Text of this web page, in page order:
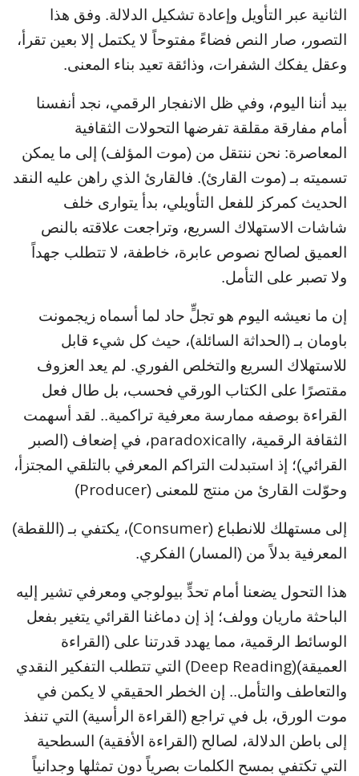
الثانية عبر التأويل وإعادة تشكيل الدلالة. وفق هذا
التصور، صار النص فضاءً مفتوحاً لا يكتمل إلا بعين تقرأ،
وعقل يفكك الشفرات، وذائقة تعيد بناء المعنى.
بيد أننا اليوم، وفي ظل الانفجار الرقمي، نجد أنفسنا
أمام مفارقة مقلقة تفرضها التحولات الثقافية
المعاصرة: نحن ننتقل من (موت المؤلف) إلى ما يمكن
تسميته بـ (موت القارئ). فالقارئ الذي راهن عليه النقد
الحديث كمركز للفعل التأويلي، بدأ يتوارى خلف
شاشات الاستهلاك السريع، وتراجعت علاقته بالنص
العميق لصالح نصوص عابرة، خاطفة، لا تتطلب جهداً
ولا تصبر على التأمل.
إن ما نعيشه اليوم هو تجلٍّ حاد لما أسماه زيجمونت
باومان بـ (الحداثة السائلة)، حيث كل شيء قابل
للاستهلاك السريع والتخلص الفوري. لم يعد العزوف
مقتصرًا على الكتاب الورقي فحسب، بل طال فعل
القراءة بوصفه ممارسة معرفية تراكمية.. لقد أسهمت
الثقافة الرقمية، paradoxically، في إضعاف (الصبر
القرائي)؛ إذ استبدلت التراكم المعرفي بالتلقي المجتزأ،
وحوّلت القارئ من منتج للمعنى (Producer
)
إلى مستهلك للانطباع (Consumer
)، يكتفي بـ (اللقطة)
المعرفية بدلاً من (المسار) الفكري.
هذا التحول يضعنا أمام تحدٍّ بيولوجي ومعرفي تشير إليه
الباحثة ماريان وولف؛ إذ إن دماغنا القرائي يتغير بفعل
الوسائط الرقمية، مما يهدد قدرتنا على (القراءة
العميقة)(
Deep Reading
)
التي تتطلب التفكير النقدي
والتعاطف والتأمل.. إن الخطر الحقيقي لا يكمن في
موت الورق، بل في تراجع (القراءة الرأسية) التي تنفذ
إلى باطن الدلالة، لصالح (القراءة الأفقية) السطحية
التي تكتفي بمسح الكلمات بصرياً دون تمثلها وجدانياً